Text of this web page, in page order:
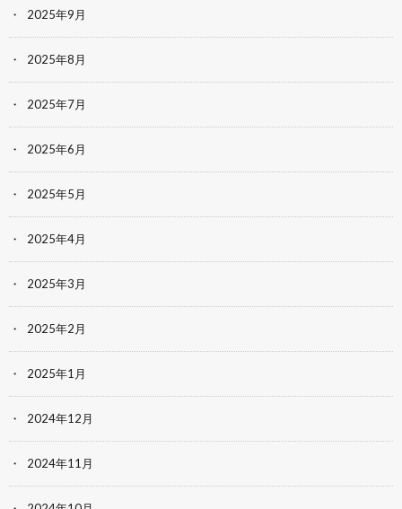
2025年9月
2025年8月
2025年7月
2025年6月
2025年5月
2025年4月
2025年3月
2025年2月
2025年1月
2024年12月
2024年11月